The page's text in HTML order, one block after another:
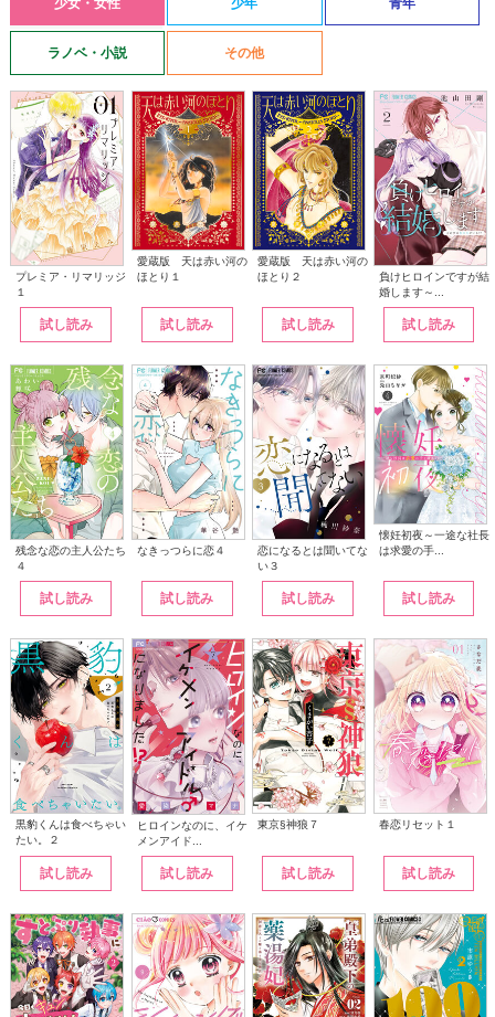
少女・女性 少年 青年
ラノベ・小説 その他
プレミア・リマリッジ
１
試し読み
愛蔵版 天は赤い河の
ほとり１
試し読み
愛蔵版 天は赤い河の
ほとり２
試し読み
負けヒロインですが結
婚します～...
試し読み
残念な恋の主人公たち
４
試し読み
なきっつらに恋４
試し読み
恋になるとは聞いてな
い３
試し読み
懐妊初夜～一途な社長
は求愛の手...
試し読み
黒豹くんは食べちゃい
たい。２
試し読み
ヒロインなのに、イケ
メンアイド...
試し読み
東京§神狼７
試し読み
春恋リセット１
試し読み